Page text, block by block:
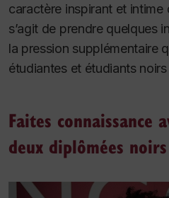
caractère inspirant et intime
s’agit de prendre quelques
la pression supplémentaire
étudiantes et étudiants
Faites connaissance
deux diplômées